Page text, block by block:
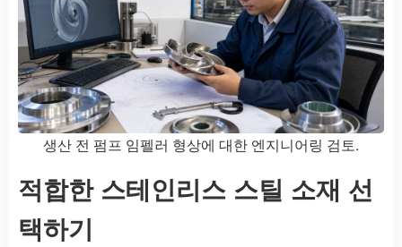
생산 전 펌프 임펠러 형상에 대한 엔지니어링 검토.
적합한 스테인리스 스틸 소재 선
택하기